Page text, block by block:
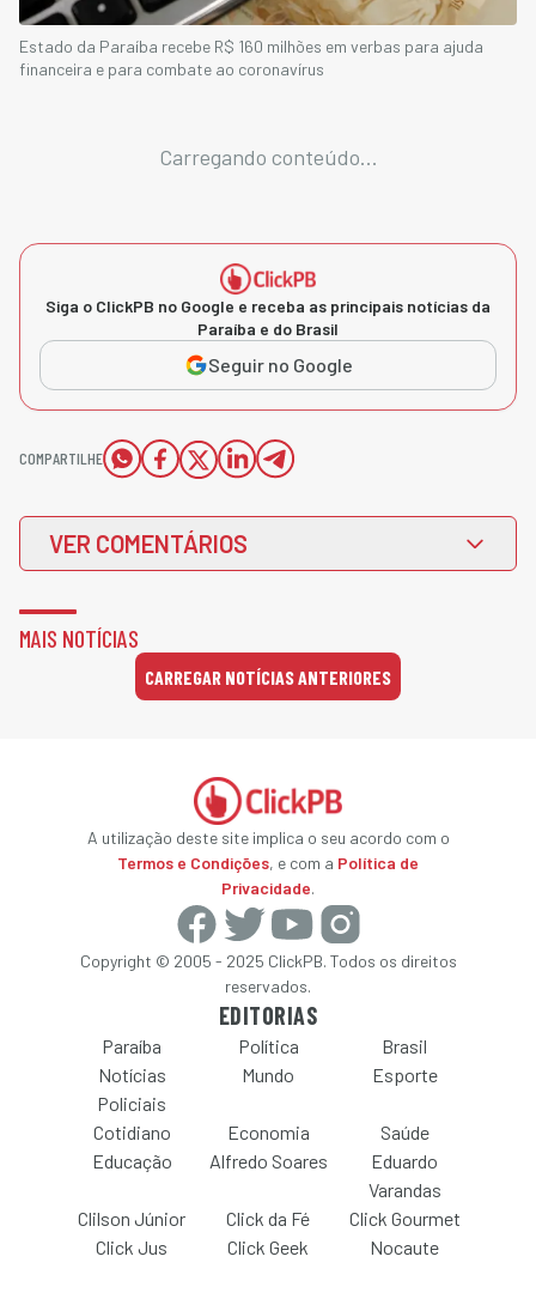
Estado da Paraíba recebe R$ 160 milhões em verbas para ajuda
financeira e para combate ao coronavírus
Carregando conteúdo...
Siga o ClickPB no Google e receba as principais notícias da
Paraíba e do Brasil
Seguir no Google
COMPARTILHE
VER COMENTÁRIOS
MAIS NOTÍCIAS
CARREGAR NOTÍCIAS ANTERIORES
A utilização deste site implica o seu acordo com o
Termos e Condições, e com a Política de
Privacidade.
Copyright © 2005 - 2025 ClickPB. Todos os direitos
reservados.
EDITORIAS
Paraíba Política
Brasil
Notícias
Policiais
Mundo Esporte
Cotidiano Economia
Saúde
Educação
Alfredo Soares
Eduardo
Varandas
Clilson Júnior
Click da Fé
Click Gourmet
Click Jus
Click Geek Nocaute